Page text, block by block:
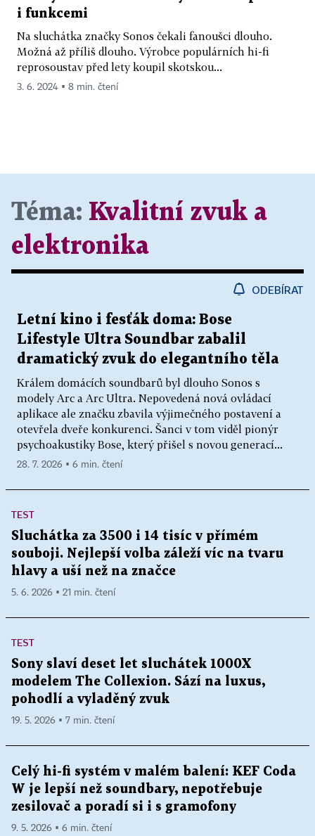
i funkcemi
Na sluchátka značky Sonos čekali fanoušci dlouho.
Možná až příliš dlouho. Výrobce populárních hi-fi
reprosoustav před lety koupil skotskou...
3. 6. 2024 ▪ 8 min. čtení
Téma: Kvalitní zvuk a
elektronika
ODEBÍRAT
Letní kino i fesťák doma: Bose
Lifestyle Ultra Soundbar zabalil
dramatický zvuk do elegantního těla
Králem domácích soundbarů byl dlouho Sonos s
modely Arc a Arc Ultra. Nepovedená nová ovládací
aplikace ale značku zbavila výjimečného postavení a
otevřela dveře konkurenci. Šanci v tom viděl pionýr
psychoakustiky Bose, který přišel s novou generací...
28. 7. 2026 ▪ 6 min. čtení
TEST
Sluchátka za 3500 i 14 tisíc v přímém
souboji. Nejlepší volba záleží víc na tvaru
hlavy a uší než na značce
5. 6. 2026 ▪ 21 min. čtení
TEST
Sony slaví deset let sluchátek 1000X
modelem The Collexion. Sází na luxus,
pohodlí a vyladěný zvuk
19. 5. 2026 ▪ 7 min. čtení
Celý hi-fi systém v malém balení: KEF Coda
W je lepší než soundbary, nepotřebuje
zesilovač a poradí si i s gramofony
9. 5. 2026 ▪ 6 min. čtení